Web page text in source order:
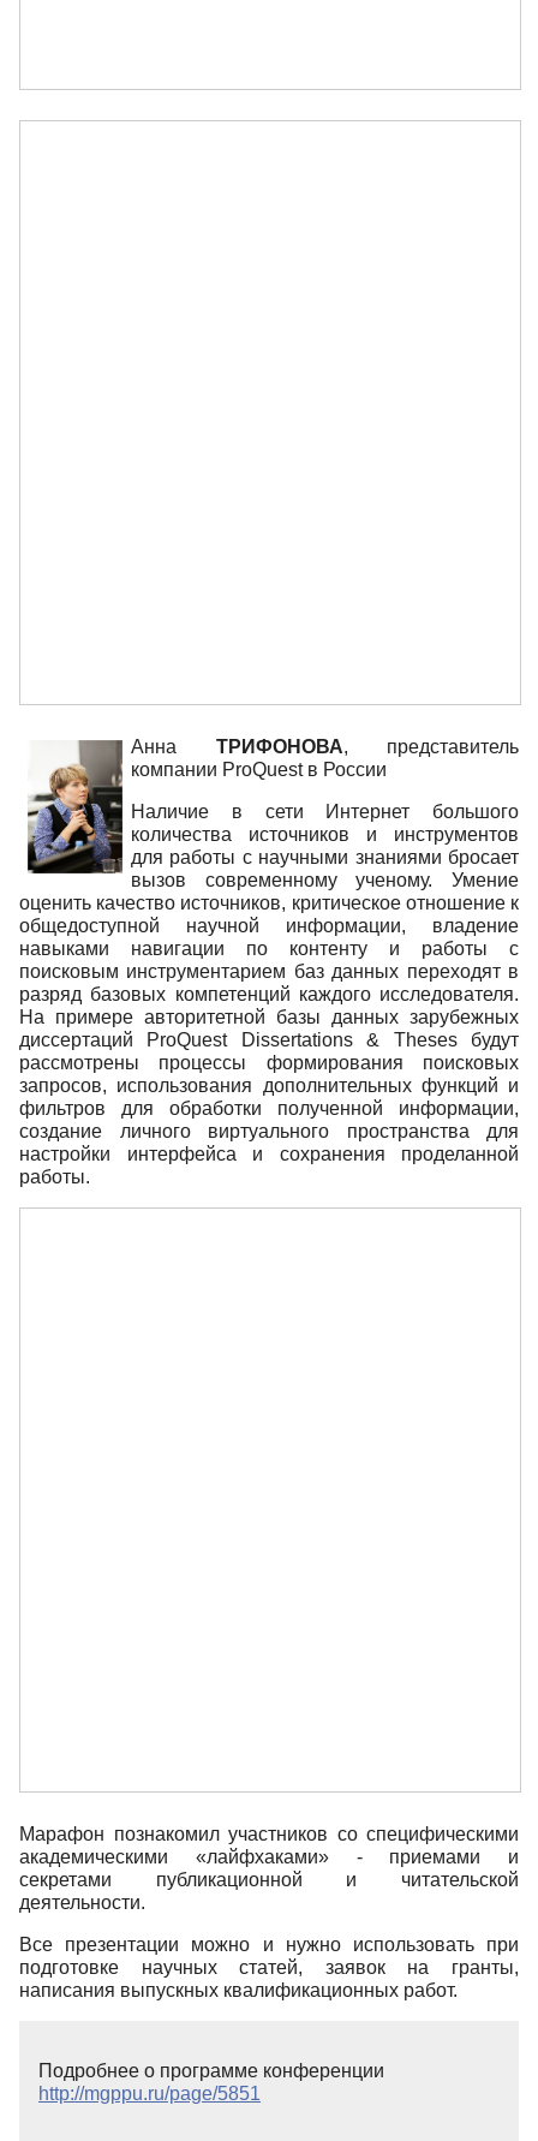
Анна ТРИФОНОВА, представитель
компании ProQuest в России
Наличие в сети Интернет большого
количества источников и инструментов
для работы с научными знаниями бросает
вызов современному ученому. Умение
оценить качество источников, критическое отношение к
общедоступной научной информации, владение
навыками навигации по контенту и работы с
поисковым инструментарием баз данных переходят в
разряд базовых компетенций каждого исследователя.
На примере авторитетной базы данных зарубежных
диссертаций ProQuest Dissertations & Theses будут
рассмотрены процессы формирования поисковых
запросов, использования дополнительных функций и
фильтров для обработки полученной информации,
создание личного виртуального пространства для
настройки интерфейса и сохранения проделанной
работы.
Марафон познакомил участников со специфическими
академическими «лайфхаками» - приемами и
секретами публикационной и читательской
деятельности.
Все презентации можно и нужно использовать при
подготовке научных статей, заявок на гранты,
написания выпускных квалификационных работ.
Подробнее о программе конференции
http://mgppu.ru/page/5851